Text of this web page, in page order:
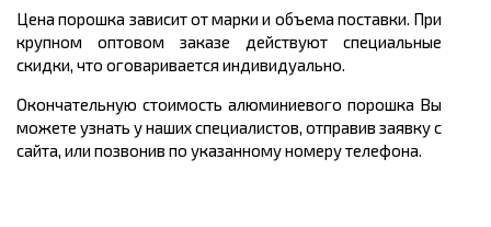
Цена порошка зависит от марки и объема поставки. При
крупном оптовом заказе действуют специальные
скидки, что оговаривается индивидуально.
Окончательную стоимость алюминиевого порошка Вы
можете узнать у наших специалистов, отправив заявку с
сайта, или позвонив по указанному номеру телефона.